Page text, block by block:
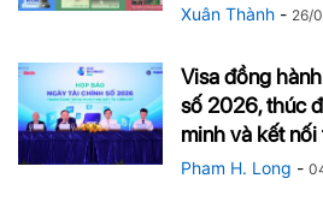
Xuân Thành - 26/
Visa đồng
số 2026, thúc
minh và kết nối
Pham H. Long -